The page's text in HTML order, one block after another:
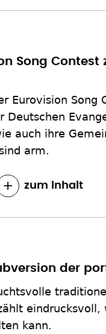
Song
Eurovision
Deutschen
auch ihre
arm.
zum Inhalt
der
eindrucksvoll,
kann.